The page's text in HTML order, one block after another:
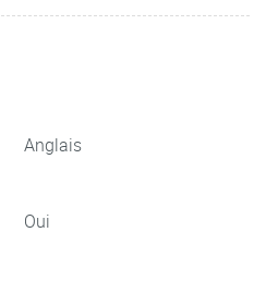
Anglais
Oui